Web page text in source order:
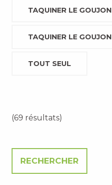
TAQUINER LE GOUJON
TAQUINER LE GOUJON
TOUT SEUL
(69 résultats)